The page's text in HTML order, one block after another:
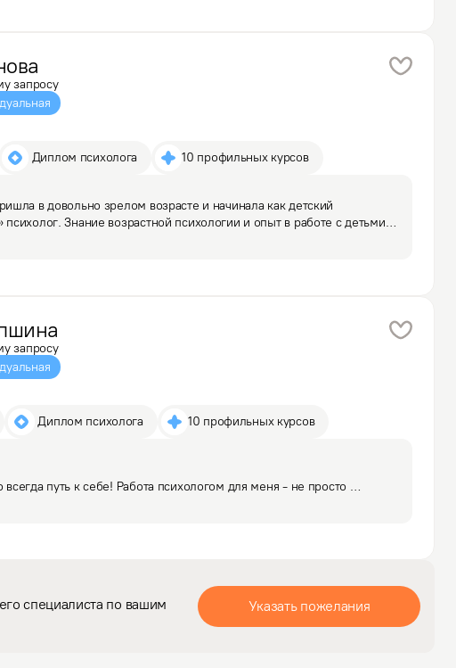
запросу
Диплом психолога 10 профильных курсов
в довольно зрелом возрасте и начинала как детский
психолог. Знание возрастной психологии и опыт в работе с детьми
мне видеть корни многих трудностей взрослого клиента. Цель
запросу
Диплом психолога 10 профильных курсов
всегда путь к себе! Работа психологом для меня - не просто
выбор, а глубоко личное путешествие. Желание разобраться, как
специалиста по вашим
Указать пожелания